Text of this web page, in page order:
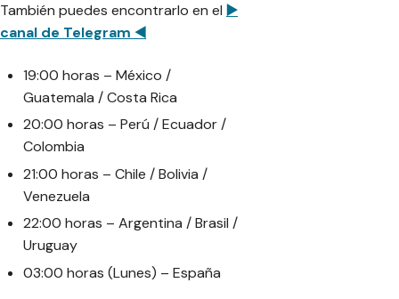
También puedes encontrarlo en el ▶️
canal de Telegram ◀️
19:00 horas – México /
Guatemala / Costa Rica
20:00 horas – Perú / Ecuador /
Colombia
21:00 horas – Chile / Bolivia /
Venezuela
22:00 horas – Argentina / Brasil /
Uruguay
03:00 horas (Lunes) – España